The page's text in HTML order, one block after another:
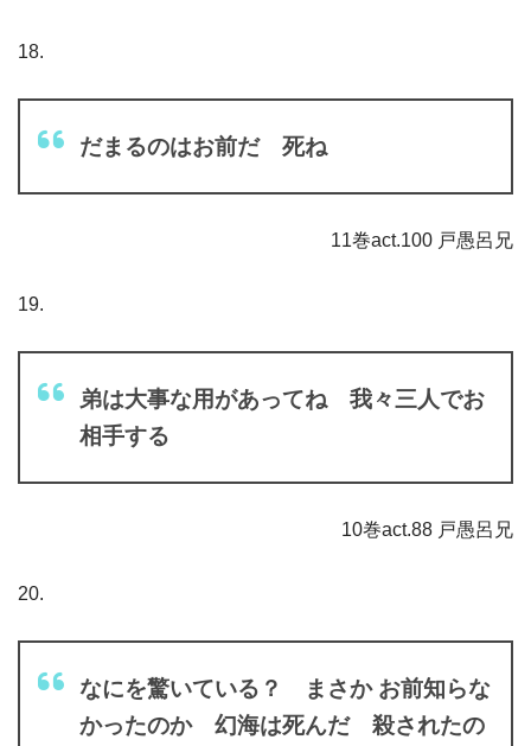
18.
だまるのはお前だ 死ね
11巻act.100 戸愚呂兄
19.
弟は大事な用があってね 我々三人でお
相手する
10巻act.88 戸愚呂兄
20.
なにを驚いている？ まさか お前知らな
かったのか 幻海は死んだ 殺されたの